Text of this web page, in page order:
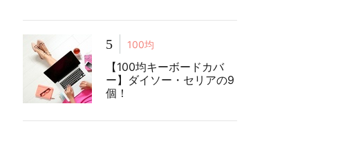
5 100均
【100均キーボードカバ
ー】ダイソー・セリアの9
個！